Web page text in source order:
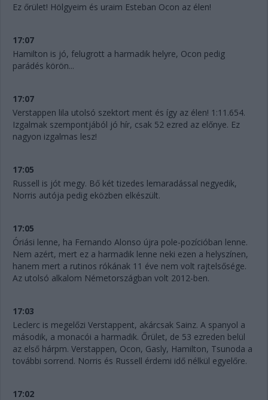
Ez őrület! Hölgyeim és uraim Esteban Ocon az élen!
17:07
Hamilton is jó, felugrott a harmadik helyre, Ocon pedig
parádés körön...
17:07
Verstappen lila utolsó szektort ment és így az élen! 1:11.654.
Izgalmak szempontjából jó hír, csak 52 ezred az előnye. Ez
nagyon izgalmas lesz!
17:05
Russell is jót megy. Bő két tizedes lemaradással negyedik,
Norris autója pedig eközben elkészült.
17:05
Óriási lenne, ha Fernando Alonso újra pole-pozícióban lenne.
Nem azért, mert ez a harmadik lenne neki ezen a helyszínen,
hanem mert a rutinos rókának 11 éve nem volt rajtelsősége.
Az utolsó alkalom Németországban volt 2012-ben.
17:03
Leclerc is megelőzi Verstappent, akárcsak Sainz. A spanyol a
második, a monacói a harmadik. Őrület, de 53 ezreden belül
az első hárpm. Verstappen, Ocon, Gasly, Hamilton, Tsunoda a
további sorrend. Norris és Russell érdemi idő nélkül egyelőre.
17:02